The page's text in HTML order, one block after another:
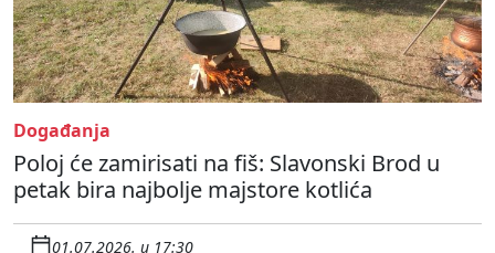
Događanja
Poloj će zamirisati na fiš: Slavonski Brod u
petak bira najbolje majstore kotlića
01.07.2026. u 17:30